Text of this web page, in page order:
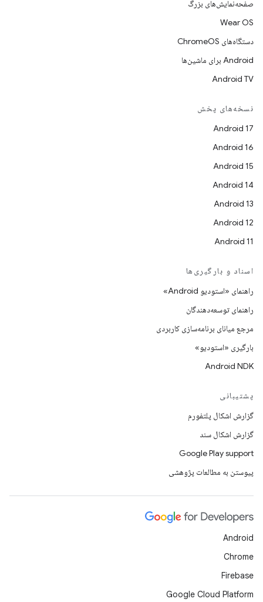
صفحه‌نمایش‌های بزرگ
Wear OS
دستگاه‌های ChromeOS
Android برای ماشین‌ها
Android TV
نسخه‌های پخش
Android 17
Android 16
Android 15
Android 14
Android 13
Android 12
Android 11
اسناد و بارگیری‌ها
راهنمای «استودیو Android»
راهنمای توسعه‌دهندگان
مرجع میانای برنامه‌سازی کاربردی
بارگیری «استودیو»
Android NDK
پشتیبانی
گزارش اشکال پلتفورم
گزارش اشکال سند
Google Play support
پیوستن به مطالعات پژوهشی
Android
Chrome
Firebase
Google Cloud Platform